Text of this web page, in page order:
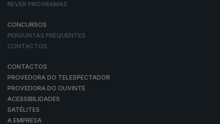
REVER PROGRAMAS
CONCURSOS
PERGUNTAS FREQUENTES
CONTACTOS
CONTACTOS
PROVEDORA DO TELESPECTADOR
PROVEDORA DO OUVINTE
ACESSIBILIDADES
SATÉLITES
A EMPRESA